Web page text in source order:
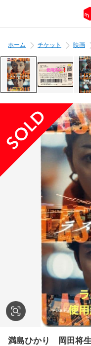
ホーム チケット 映画
満島ひかり 岡田将